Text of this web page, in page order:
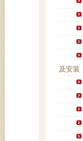
及安装